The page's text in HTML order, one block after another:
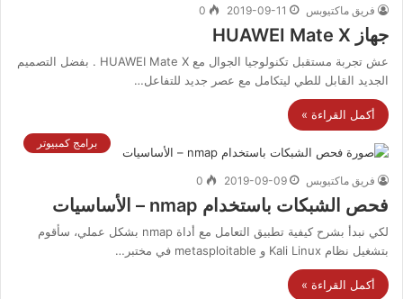
فريق ماكتيوبس 2019-09-11
0
جهاز HUAWEI Mate X
عش تجربة مستقبل تكنولوجيا الجوال مع HUAWEI Mate X . بفضل التصميم
الجديد القابل للطي ليتكامل مع عصر جديد للتفاعل…
أكمل القراءة »
برامج كمبيوتر
فريق ماكتيوبس 2019-09-09
0
فحص الشبكات باستخدام nmap – الأساسيات
لكي نبدأ بشرح كيفية تطبيق التعامل مع أداة nmap بشكل عملي، سأقوم
بتشغيل نظام Kali Linux و metasploitable في مختبر…
أكمل القراءة »